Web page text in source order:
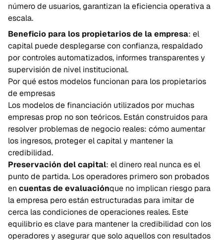
número de usuarios, garantizan la eficiencia operativa a
escala.
Beneficio para los propietarios de la empresa: el
capital puede desplegarse con confianza, respaldado
por controles automatizados, informes transparentes y
supervisión de nivel institucional.
Por qué estos modelos funcionan para los propietarios
de empresas
Los modelos de financiación utilizados por muchas
empresas prop no son teóricos. Están construidos para
resolver problemas de negocio reales: cómo aumentar
los ingresos, proteger el capital y mantener la
credibilidad.
Preservación del capital: el dinero real nunca es el
punto de partida. Los operadores primero son probados
en cuentas de evaluaciónque no implican riesgo para
la empresa pero están estructuradas para imitar de
cerca las condiciones de operaciones reales. Este
equilibrio es clave para mantener la credibilidad con los
operadores y asegurar que solo aquellos con resultados